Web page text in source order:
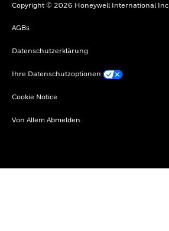
Copyright © 2026 Honeywell International Inc
AGBs
Datenschutzerklärung
Ihre Datenschutzoptionen
Cookie Notice
Von Allem Abmelden.